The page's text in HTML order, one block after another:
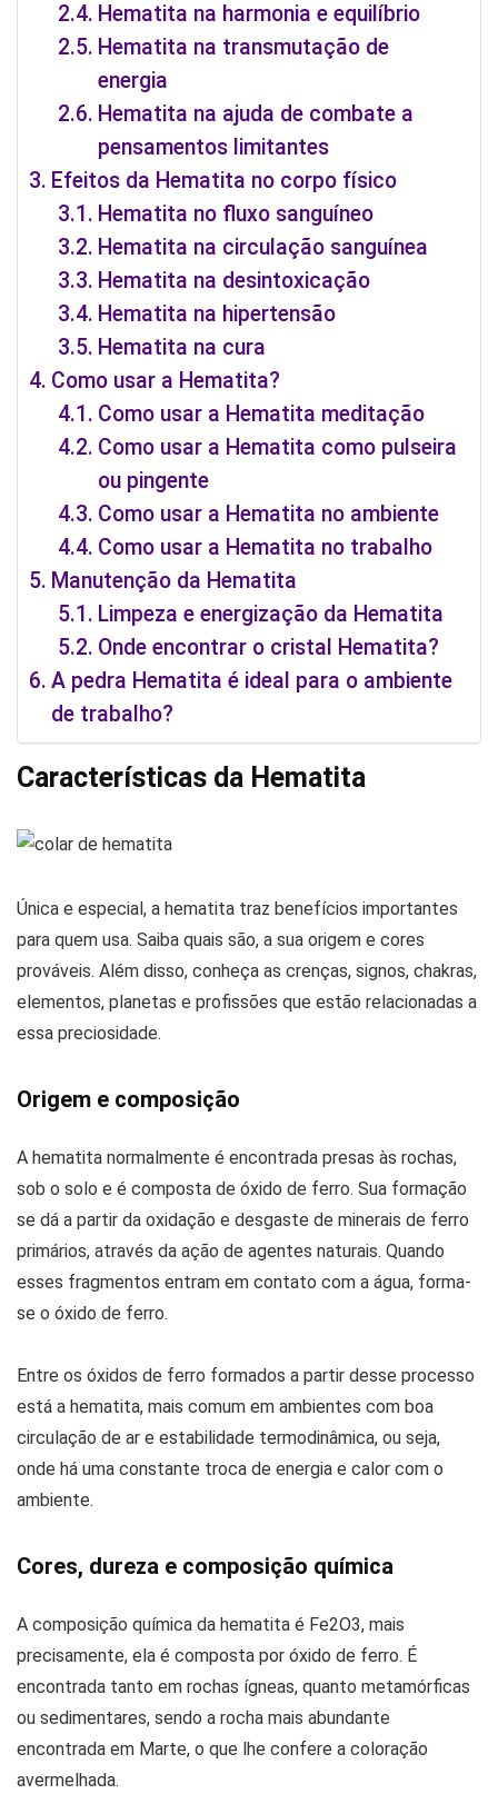
Hematita na harmonia e equilíbrio
Hematita na transmutação de
energia
Hematita na ajuda de combate a
pensamentos limitantes
Efeitos da Hematita no corpo físico
Hematita no fluxo sanguíneo
Hematita na circulação sanguínea
Hematita na desintoxicação
Hematita na hipertensão
Hematita na cura
Como usar a Hematita?
Como usar a Hematita meditação
Como usar a Hematita como pulseira
ou pingente
Como usar a Hematita no ambiente
Como usar a Hematita no trabalho
Manutenção da Hematita
Limpeza e energização da Hematita
Onde encontrar o cristal Hematita?
A pedra Hematita é ideal para o ambiente
de trabalho?
Características da Hematita
Única e especial, a hematita traz benefícios importantes
para quem usa. Saiba quais são, a sua origem e cores
prováveis. Além disso, conheça as crenças, signos, chakras,
elementos, planetas e profissões que estão relacionadas a
essa preciosidade.
Origem e composição
A hematita normalmente é encontrada presas às rochas,
sob o solo e é composta de óxido de ferro. Sua formação
se dá a partir da oxidação e desgaste de minerais de ferro
primários, através da ação de agentes naturais. Quando
esses fragmentos entram em contato com a água, forma-
se o óxido de ferro.
Entre os óxidos de ferro formados a partir desse processo
está a hematita, mais comum em ambientes com boa
circulação de ar e estabilidade termodinâmica, ou seja,
onde há uma constante troca de energia e calor com o
ambiente.
Cores, dureza e composição química
A composição química da hematita é Fe2O3, mais
precisamente, ela é composta por óxido de ferro. É
encontrada tanto em rochas ígneas, quanto metamórficas
ou sedimentares, sendo a rocha mais abundante
encontrada em Marte, o que lhe confere a coloração
avermelhada.